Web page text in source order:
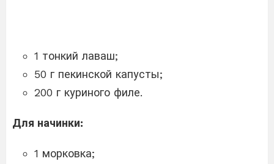
1 тонкий лаваш;
50 г пекинской капусты;
200 г куриного филе.
Для начинки:
1 морковка;